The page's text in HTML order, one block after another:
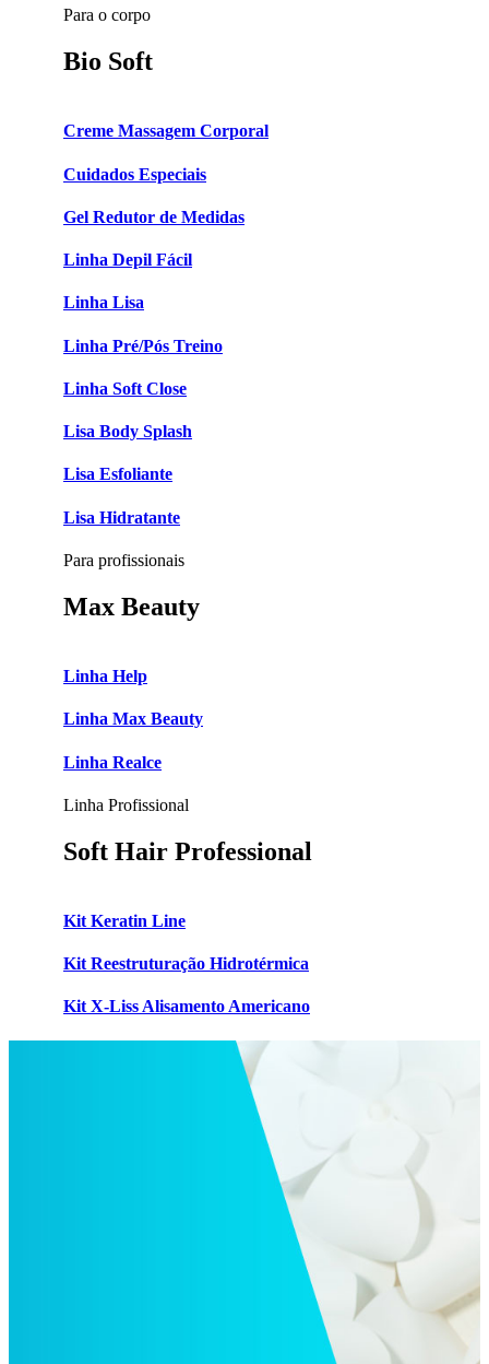
Para o corpo
Bio Soft
Creme Massagem Corporal
Cuidados Especiais
Gel Redutor de Medidas
Linha Depil Fácil
Linha Lisa
Linha Pré/Pós Treino
Linha Soft Close
Lisa Body Splash
Lisa Esfoliante
Lisa Hidratante
Para profissionais
Max Beauty
Linha Help
Linha Max Beauty
Linha Realce
Linha Profissional
Soft Hair Professional
Kit Keratin Line
Kit Reestruturação Hidrotérmica
Kit X-Liss Alisamento Americano